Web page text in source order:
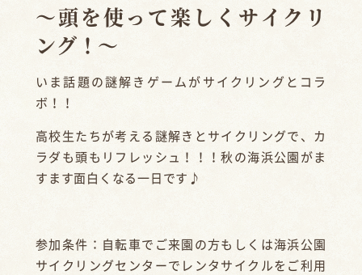
〜頭を使って楽しくサイクリ
ング！〜
いま話題の謎解きゲームがサイクリングとコラ
ボ！！
高校生たちが考える謎解きとサイクリングで、カ
ラダも頭もリフレッシュ！！！秋の海浜公園がま
すます面白くなる一日です♪
参加条件：自転車でご来園の方もしくは海浜公園
サイクリングセンターでレンタサイクルをご利用